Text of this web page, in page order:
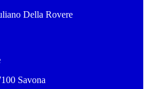
Della Rovere
Savona